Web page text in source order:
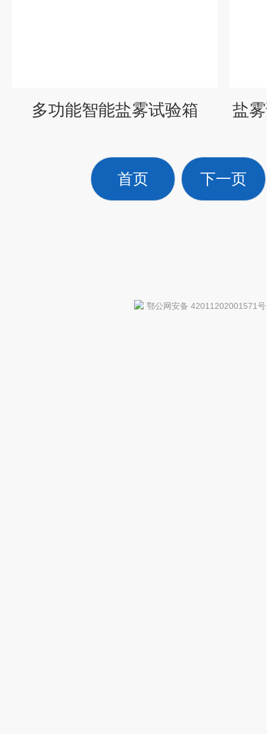
多功能智能盐雾试验箱 盐
首页 下一页
鄂公网安备 42011202001571号